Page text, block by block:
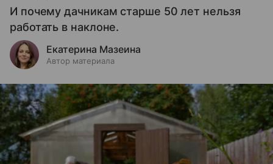
И почему дачникам старше 50 лет нельзя
работать в наклоне.
Екатерина Мазеина
Автор материала